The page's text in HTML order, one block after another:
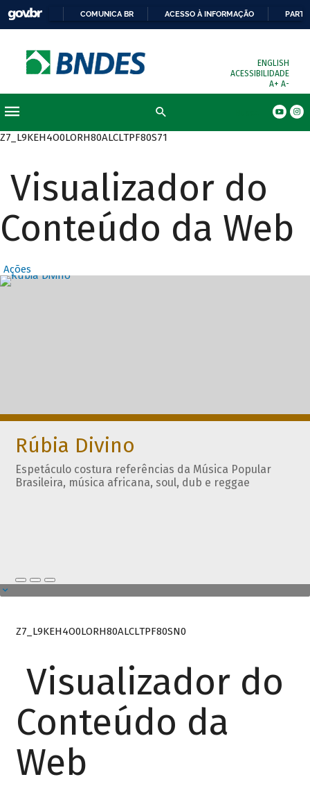
COMUNICA BR ACESSO À INFORMAÇÃO
ENGLISH
ACESSIBILIDADE
A+ A-
Z7_L9KEH4O0LORH80ALCLTPF80S71
Visualizador do
Conteúdo da Web
Ações
Destaques
Rúbia Divino
Espetáculo costura referências da Música Popular
Brasileira, música africana, soul, dub e reggae
Z7_L9KEH4O0LORH80ALCLTPF80SN0
Visualizador do
Conteúdo da
Web